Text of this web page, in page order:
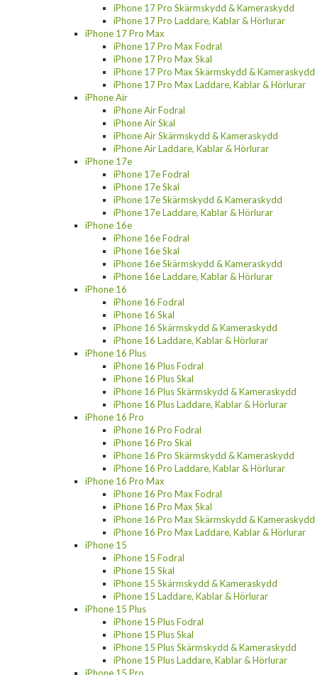
iPhone 17 Pro Skärmskydd & Kameraskydd
iPhone 17 Pro Laddare, Kablar & Hörlurar
iPhone 17 Pro Max
iPhone 17 Pro Max Fodral
iPhone 17 Pro Max Skal
iPhone 17 Pro Max Skärmskydd & Kameraskydd
iPhone 17 Pro Max Laddare, Kablar & Hörlurar
iPhone Air
iPhone Air Fodral
iPhone Air Skal
iPhone Air Skärmskydd & Kameraskydd
iPhone Air Laddare, Kablar & Hörlurar
iPhone 17e
iPhone 17e Fodral
iPhone 17e Skal
iPhone 17e Skärmskydd & Kameraskydd
iPhone 17e Laddare, Kablar & Hörlurar
iPhone 16e
iPhone 16e Fodral
iPhone 16e Skal
iPhone 16e Skärmskydd & Kameraskydd
iPhone 16e Laddare, Kablar & Hörlurar
iPhone 16
iPhone 16 Fodral
iPhone 16 Skal
iPhone 16 Skärmskydd & Kameraskydd
iPhone 16 Laddare, Kablar & Hörlurar
iPhone 16 Plus
iPhone 16 Plus Fodral
iPhone 16 Plus Skal
iPhone 16 Plus Skärmskydd & Kameraskydd
iPhone 16 Plus Laddare, Kablar & Hörlurar
iPhone 16 Pro
iPhone 16 Pro Fodral
iPhone 16 Pro Skal
iPhone 16 Pro Skärmskydd & Kameraskydd
iPhone 16 Pro Laddare, Kablar & Hörlurar
iPhone 16 Pro Max
iPhone 16 Pro Max Fodral
iPhone 16 Pro Max Skal
iPhone 16 Pro Max Skärmskydd & Kameraskydd
iPhone 16 Pro Max Laddare, Kablar & Hörlurar
iPhone 15
iPhone 15 Fodral
iPhone 15 Skal
iPhone 15 Skärmskydd & Kameraskydd
iPhone 15 Laddare, Kablar & Hörlurar
iPhone 15 Plus
iPhone 15 Plus Fodral
iPhone 15 Plus Skal
iPhone 15 Plus Skärmskydd & Kameraskydd
iPhone 15 Plus Laddare, Kablar & Hörlurar
iPhone 15 Pro